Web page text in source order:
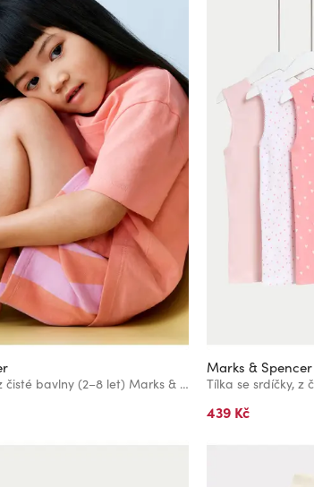
Tričko s kapsou, z čisté bavlny (2–8 let) Marks & Spencer oranžová
Marks & Spencer
439 Kč